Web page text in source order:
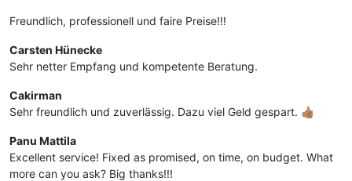
Freundlich, professionell und faire Preise!!!
Carsten Hünecke
Sehr netter Empfang und kompetente Beratung.
Cakirman
Sehr freundlich und zuverlässig. Dazu viel Geld gespart. 👍🏽
Panu Mattila
Excellent service! Fixed as promised, on time, on budget. What
more can you ask? Big thanks!!!